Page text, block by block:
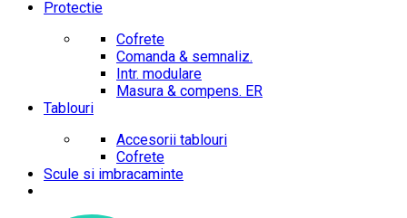
Protectie
Cofrete
Comanda & semnaliz.
Intr. modulare
Masura & compens. ER
Tablouri
Accesorii tablouri
Cofrete
Scule si imbracaminte